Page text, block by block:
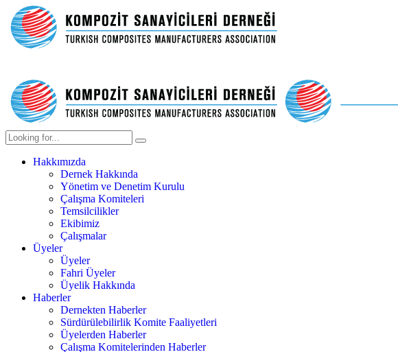
Hakkımızda
Dernek Hakkında
Yönetim ve Denetim Kurulu
Çalışma Komiteleri
Temsilcilikler
Ekibimiz
Çalışmalar
Üyeler
Üyeler
Fahri Üyeler
Üyelik Hakkında
Haberler
Dernekten Haberler
Sürdürülebilirlik Komite Faaliyetleri
Üyelerden Haberler
Çalışma Komitelerinden Haberler